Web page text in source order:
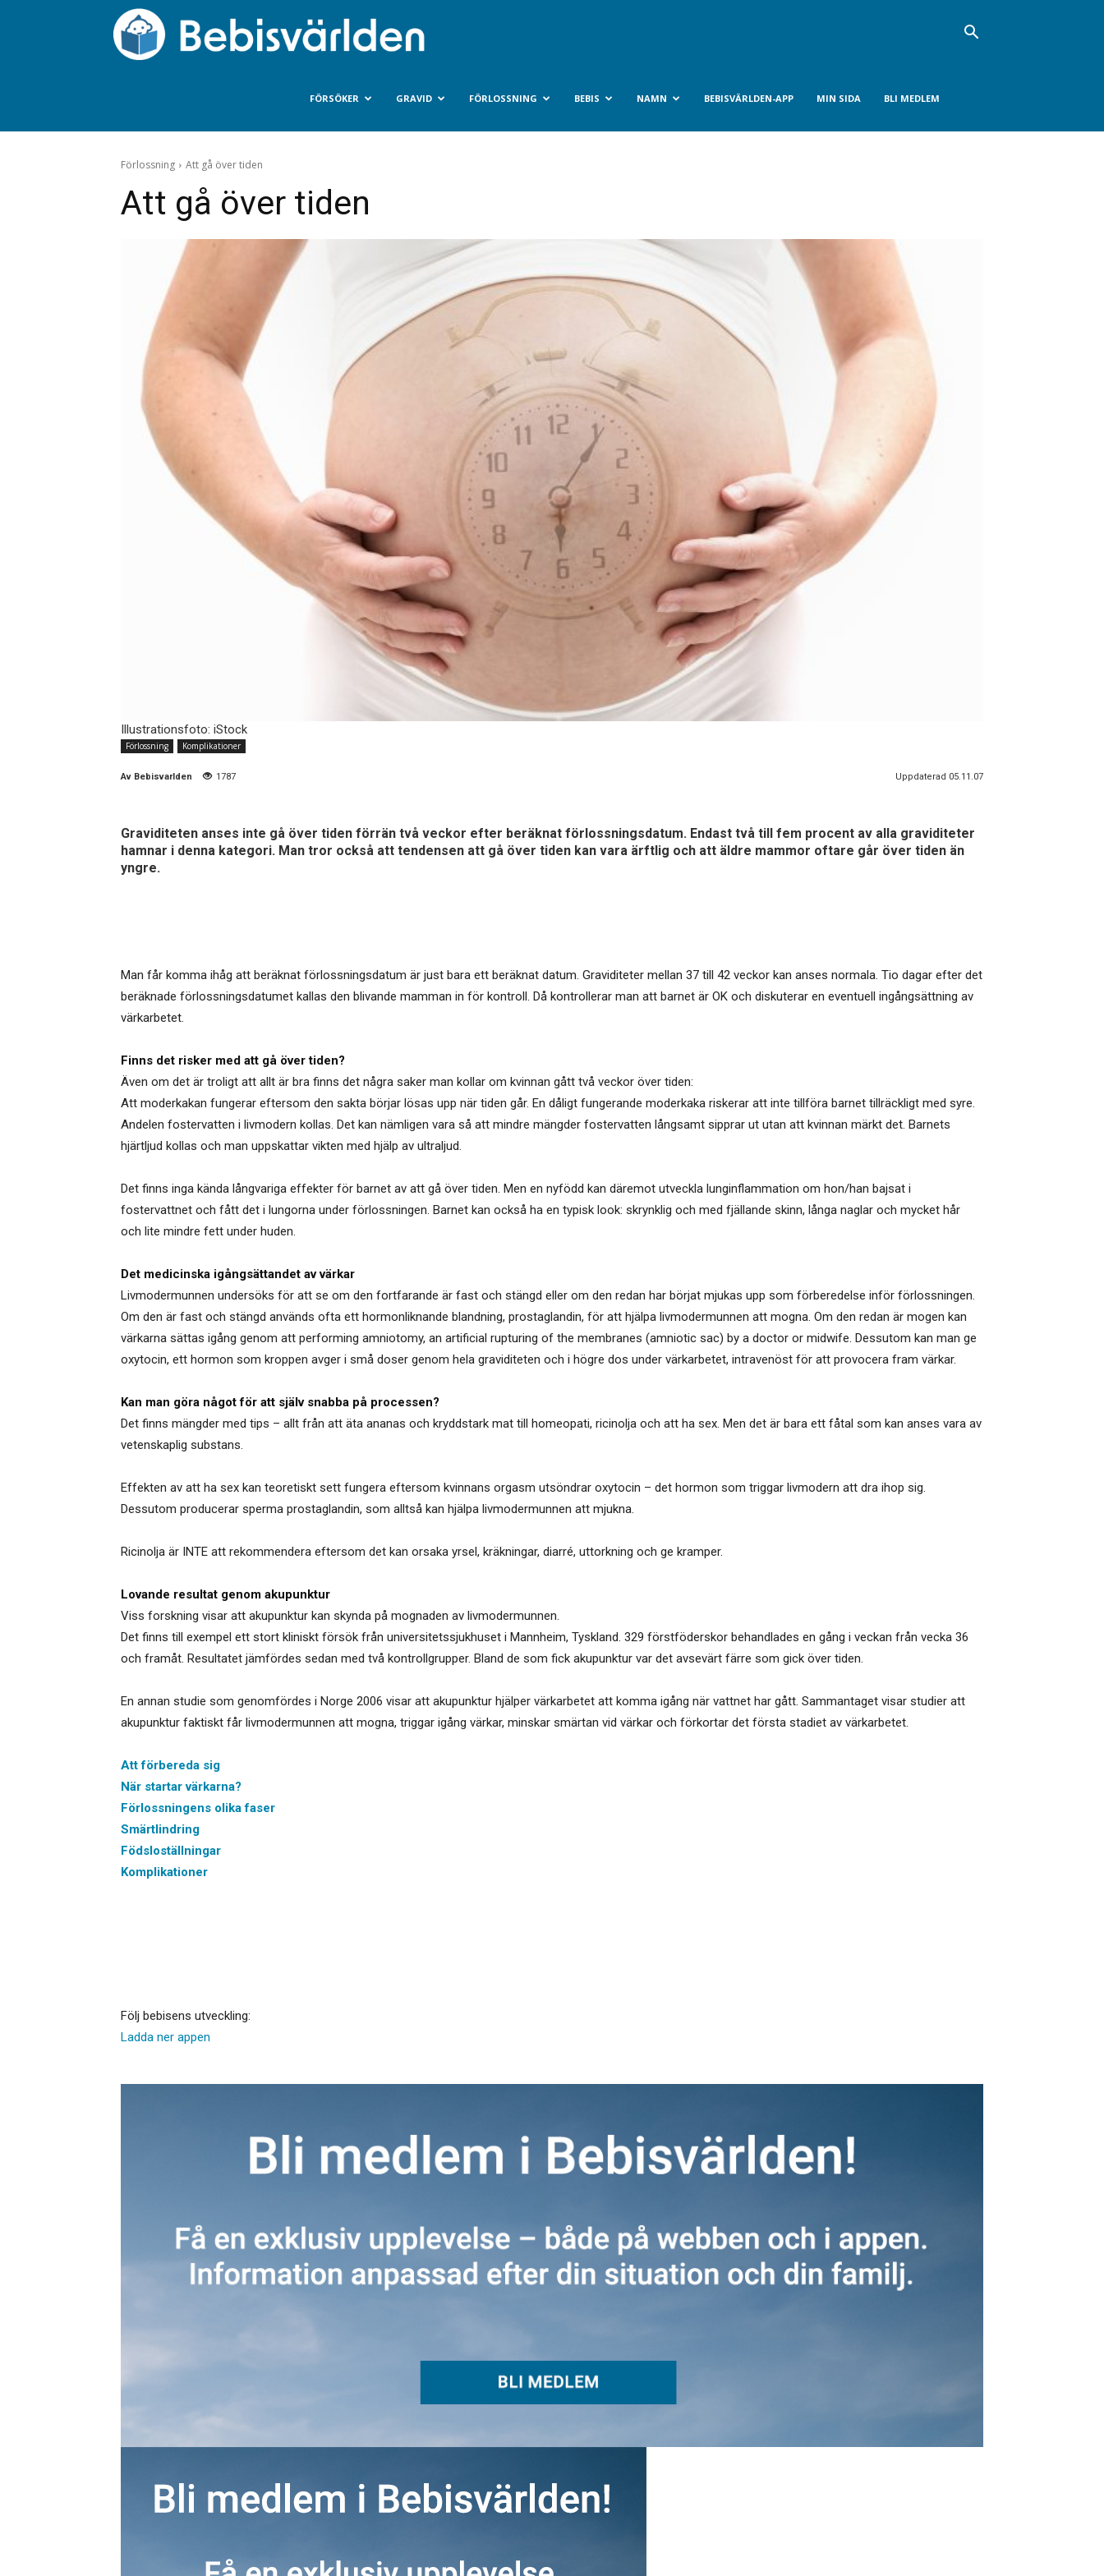
FÖRSÖKER GRAVID FÖRLOSSNING BEBIS NAMN BEBISVÄRLDEN-APP MIN SIDA BLI MEDLEM
Förlossning Att gå över tiden
Att gå över tiden
Illustrationsfoto: iStock
Förlossning Komplikationer
Av Bebisvarlden 1787 Uppdaterad 05.11.07
Graviditeten anses inte gå över tiden förrän två veckor efter beräknat förlossningsdatum. Endast två till fem procent av alla graviditeter
hamnar i denna kategori. Man tror också att tendensen att gå över tiden kan vara ärftlig och att äldre mammor oftare går över tiden än
yngre.
Man får komma ihåg att beräknat förlossningsdatum är just bara ett beräknat datum. Graviditeter mellan 37 till 42 veckor kan anses normala. Tio dagar efter det
beräknade förlossningsdatumet kallas den blivande mamman in för kontroll. Då kontrollerar man att barnet är OK och diskuterar en eventuell ingångsättning av
värkarbetet.
Finns det risker med att gå över tiden?
Även om det är troligt att allt är bra finns det några saker man kollar om kvinnan gått två veckor över tiden:
Att moderkakan fungerar eftersom den sakta börjar lösas upp när tiden går. En dåligt fungerande moderkaka riskerar att inte tillföra barnet tillräckligt med syre.
Andelen fostervatten i livmodern kollas. Det kan nämligen vara så att mindre mängder fostervatten långsamt sipprar ut utan att kvinnan märkt det. Barnets
hjärtljud kollas och man uppskattar vikten med hjälp av ultraljud.
Det finns inga kända långvariga effekter för barnet av att gå över tiden. Men en nyfödd kan däremot utveckla lunginflammation om hon/han bajsat i
fostervattnet och fått det i lungorna under förlossningen. Barnet kan också ha en typisk look: skrynklig och med fjällande skinn, långa naglar och mycket hår
och lite mindre fett under huden.
Det medicinska igångsättandet av värkar
Livmodermunnen undersöks för att se om den fortfarande är fast och stängd eller om den redan har börjat mjukas upp som förberedelse inför förlossningen.
Om den är fast och stängd används ofta ett hormonliknande blandning, prostaglandin, för att hjälpa livmodermunnen att mogna. Om den redan är mogen kan
värkarna sättas igång genom att performing amniotomy, an artificial rupturing of the membranes (amniotic sac) by a doctor or midwife. Dessutom kan man ge
oxytocin, ett hormon som kroppen avger i små doser genom hela graviditeten och i högre dos under värkarbetet, intravenöst för att provocera fram värkar.
Kan man göra något för att själv snabba på processen?
Det finns mängder med tips – allt från att äta ananas och kryddstark mat till homeopati, ricinolja och att ha sex. Men det är bara ett fåtal som kan anses vara av
vetenskaplig substans.
Effekten av att ha sex kan teoretiskt sett fungera eftersom kvinnans orgasm utsöndrar oxytocin – det hormon som triggar livmodern att dra ihop sig.
Dessutom producerar sperma prostaglandin, som alltså kan hjälpa livmodermunnen att mjukna.
Ricinolja är INTE att rekommendera eftersom det kan orsaka yrsel, kräkningar, diarré, uttorkning och ge kramper.
Lovande resultat genom akupunktur
Viss forskning visar att akupunktur kan skynda på mognaden av livmodermunnen.
Det finns till exempel ett stort kliniskt försök från universitetssjukhuset i Mannheim, Tyskland. 329 förstföderskor behandlades en gång i veckan från vecka 36
och framåt. Resultatet jämfördes sedan med två kontrollgrupper. Bland de som fick akupunktur var det avsevärt färre som gick över tiden.
En annan studie som genomfördes i Norge 2006 visar att akupunktur hjälper värkarbetet att komma igång när vattnet har gått. Sammantaget visar studier att
akupunktur faktiskt får livmodermunnen att mogna, triggar igång värkar, minskar smärtan vid värkar och förkortar det första stadiet av värkarbetet.
Att förbereda sig
När startar värkarna?
Förlossningens olika faser
Smärtlindring
Födsloställningar
Komplikationer
Följ bebisens utveckling:
Ladda ner appen